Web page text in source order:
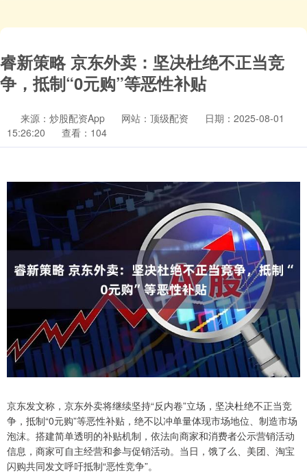
睿新策略 京东外卖：坚决杜绝不正当竞
争，抵制“0元购”等恶性补贴
来源：炒股配资App 网站：顶级配资
日期：2025-08-01
15:26:20
查看：104
京东发文称，京东外卖将继续坚持“反内卷”立场，坚决杜绝不正当竞
争，抵制“0元购”等恶性补贴，绝不以冲单量体现市场地位、制造市场
泡沫。搭建简单透明的补贴机制，依法向商家和消费者公示营销活动
信息，商家可自主经营和参与促销活动。当日，饿了么、美团、淘宝
闪购共同发文呼吁抵制“恶性竞争”。